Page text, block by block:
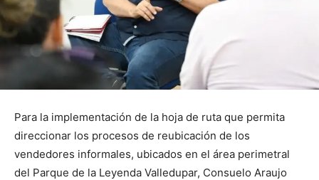
Para la implementación de la hoja de ruta que permita
direccionar los procesos de reubicación de los
vendedores informales, ubicados en el área perimetral
del Parque de la Leyenda Valledupar, Consuelo Araujo